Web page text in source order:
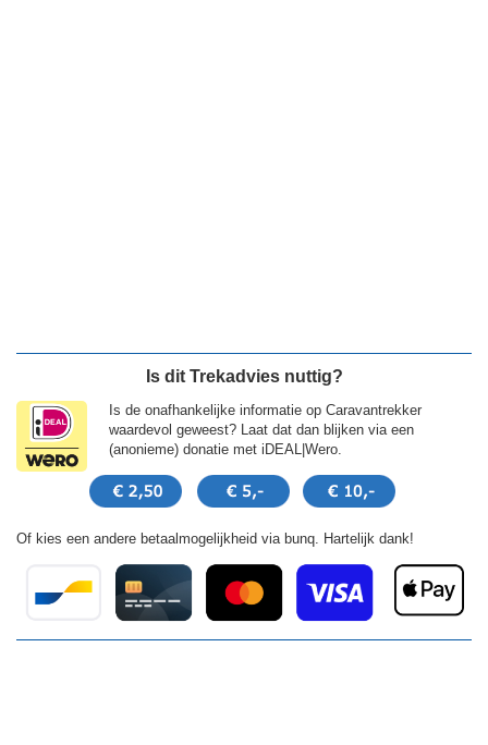
Is dit Trekadvies nuttig?
Is de onafhankelijke informatie op Caravantrekker
waardevol geweest? Laat dat dan blijken via een
(anonieme) donatie met iDEAL|Wero.
Of kies een andere betaalmogelijkheid via bunq. Hartelijk dank!